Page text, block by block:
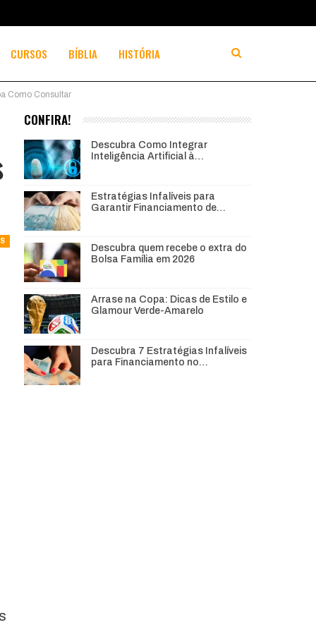
CURSOS BÍBLIA HISTÓRIA
Como Consultar
CONFIRA!
Descubra Como Integrar
Inteligência Artificial à…
Estratégias Infalíveis para
Garantir Financiamento de…
Descubra quem recebe o extra do
Bolsa Família em 2026
Arrase na Copa: Dicas de Estilo e
Glamour Verde-Amarelo
Descubra 7 Estratégias Infalíveis
para Financiamento no…